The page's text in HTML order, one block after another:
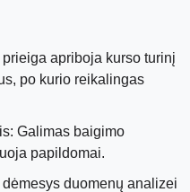
apriboja kurso turinį
po kurio reikalingas
Galimas baigimo
papildomai.
duomenų analizei